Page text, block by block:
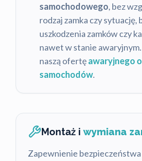
samochodowego, bez
rodzaj zamka czy sytuację,
uszkodzenia zamków czy
nawet w stanie
naszą ofertęawaryjnego
samochodów.
Montaż i wymiana
Zapewnienie